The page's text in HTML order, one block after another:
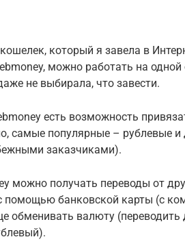
который я завела в
можно работать на
не выбирала, что завести.
есть возможность
самые популярные – рублевые и
заказчиками).
можно получать переводы от
помощью банковской карты (с
обменивать валюту